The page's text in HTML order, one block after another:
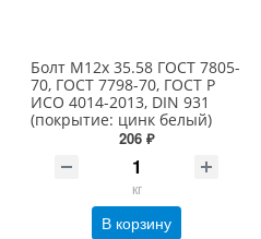
Болт М12х 35.58 ГОСТ 7805-
70, ГОСТ 7798-70, ГОСТ Р
ИСО 4014-2013, DIN 931
(покрытие: цинк белый)
206 ₽
кг
В корзину